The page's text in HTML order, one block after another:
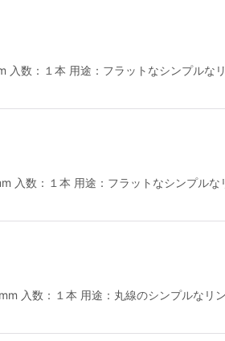
数：１本 用途：フラットなシンプルな
入数：１本 用途：フラットなシンプルな
入数：１本 用途：丸線のシンプルなリ